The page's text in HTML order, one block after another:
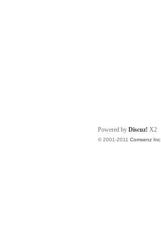
Powered by Discuz! X2
© 2001-2011 Comsenz Inc.